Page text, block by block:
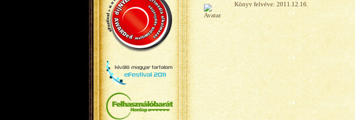
Könyv felvéve: 2011.12.16.